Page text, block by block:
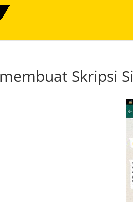
Skripsi